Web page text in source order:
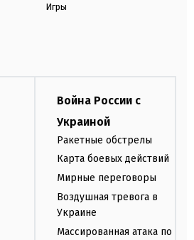
Игры
Война России с
Украиной
Ракетные обстрелы
Карта боевых действий
Мирные переговоры
Воздушная тревога в
Украине
Массированная атака по